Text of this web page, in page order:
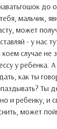
до
мальчик,
может
- у нас
коем случае не
у ребенка.
как ты
Ты
и ребенку, и
может